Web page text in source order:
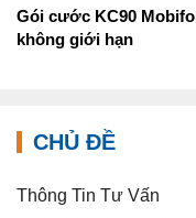
Gói cước KC90
không giới hạn
CHỦ ĐỀ
Thông Tin Tư Vấn